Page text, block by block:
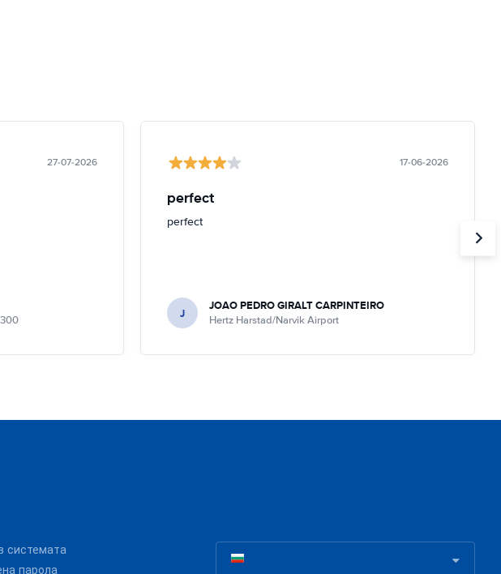
27-07-2026 17-06-2026
perfect
perfect
J JOAO PEDRO GIRALT CARPINTEIRO
Hertz Harstad/Narvik Airport
системата
парола